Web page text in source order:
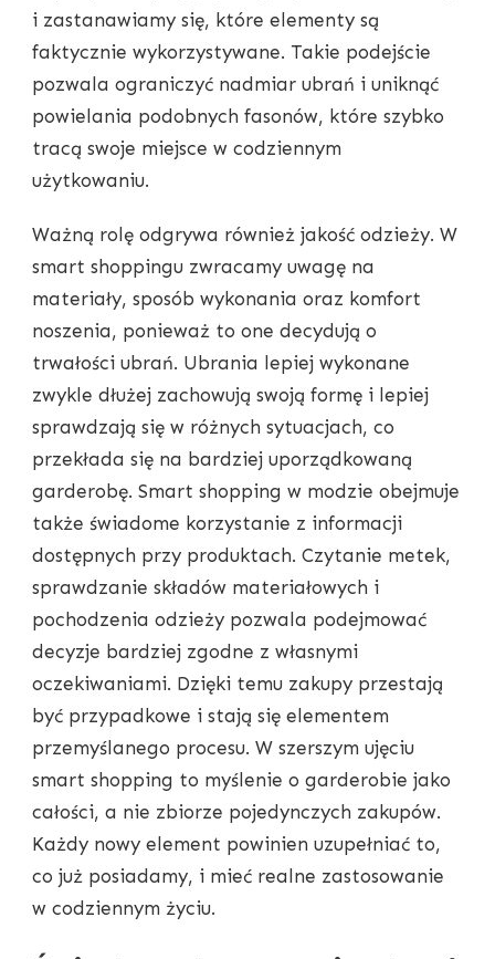
i zastanawiamy się, które elementy są
faktycznie wykorzystywane. Takie podejście
pozwala ograniczyć nadmiar ubrań i uniknąć
powielania podobnych fasonów, które szybko
tracą swoje miejsce w codziennym
użytkowaniu.
Ważną rolę odgrywa również jakość odzieży. W
smart shoppingu zwracamy uwagę na
materiały, sposób wykonania oraz komfort
noszenia, ponieważ to one decydują o
trwałości ubrań. Ubrania lepiej wykonane
zwykle dłużej zachowują swoją formę i lepiej
sprawdzają się w różnych sytuacjach, co
przekłada się na bardziej uporządkowaną
garderobę. Smart shopping w modzie obejmuje
także świadome korzystanie z informacji
dostępnych przy produktach. Czytanie metek,
sprawdzanie składów materiałowych i
pochodzenia odzieży pozwala podejmować
decyzje bardziej zgodne z własnymi
oczekiwaniami. Dzięki temu zakupy przestają
być przypadkowe i stają się elementem
przemyślanego procesu. W szerszym ujęciu
smart shopping to myślenie o garderobie jako
całości, a nie zbiorze pojedynczych zakupów.
Każdy nowy element powinien uzupełniać to,
co już posiadamy, i mieć realne zastosowanie
w codziennym życiu.